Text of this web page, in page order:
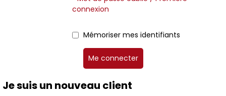
connexion
Mémoriser mes identifiants
Je suis un nouveau client